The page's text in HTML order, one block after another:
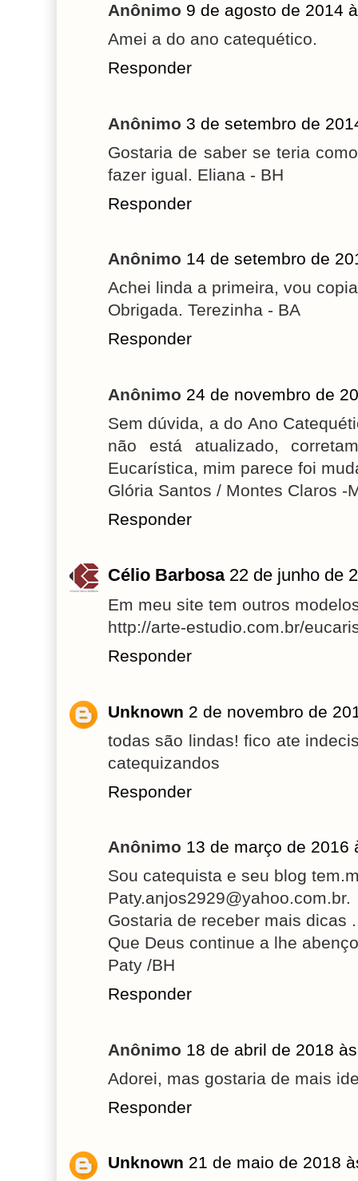
Anônimo 9 de agosto de 2014
Amei a do ano catequético.
Responder
Anônimo 3 de setembro de
Gostaria de saber se teria
fazer igual. Eliana - BH
Responder
Anônimo 14 de setembro de
Achei linda a primeira, vou
Obrigada. Terezinha - BA
Responder
Anônimo 24 de novembro de
Sem dúvida, a do Ano
não está atualizado,
Eucarística, mim parece foi
Glória Santos / Montes Claros -
Responder
Célio Barbosa 22 de junho de
Em meu site tem outros
http://arte-estudio.com.br/
Responder
Unknown 2 de novembro de
todas são lindas! fico ate
catequizandos
Responder
Anônimo 13 de março de 2016
Sou catequista e seu blog
Paty.anjos2929@yahoo.com.br.
Gostaria de receber mais dicas .
Que Deus continue a lhe
Paty /BH
Responder
Anônimo 18 de abril de 2018
Adorei, mas gostaria de mais
Responder
Unknown 21 de maio de 2018